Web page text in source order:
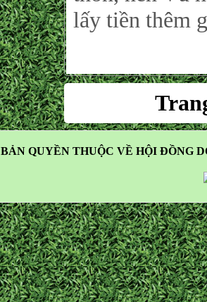
lấy tiền thêm
BẢN QUYỀN THUỘC VỀ HỘI ĐỒNG